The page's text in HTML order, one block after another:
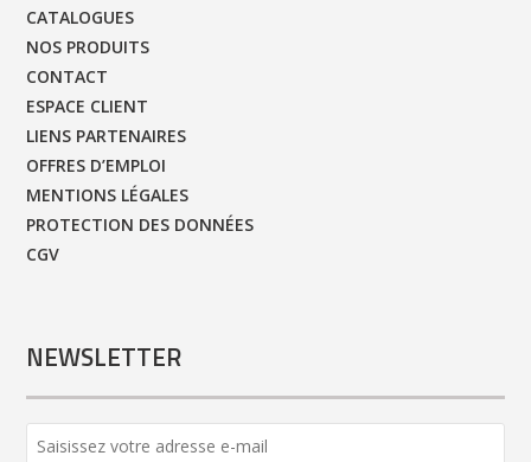
CATALOGUES
NOS PRODUITS
CONTACT
ESPACE CLIENT
LIENS PARTENAIRES
OFFRES D’EMPLOI
MENTIONS LÉGALES
PROTECTION DES DONNÉES
CGV
NEWSLETTER
Number *